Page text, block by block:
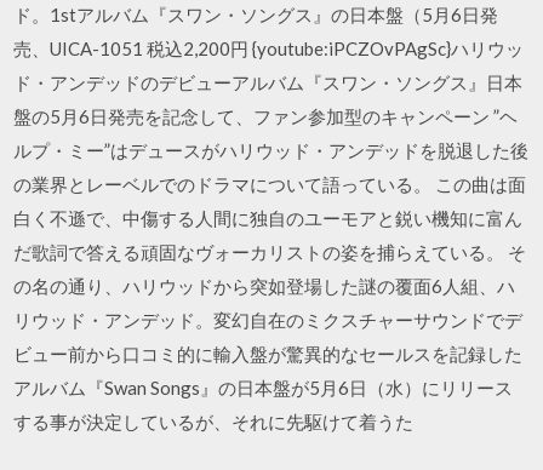
ド。1stアルバム『スワン・ソングス』の日本盤（5月6日発
売、UICA-1051 税込2,200円 {youtube:iPCZOvPAgSc}ハリウッ
ド・アンデッドのデビューアルバム『スワン・ソングス』日本
盤の5月6日発売を記念して、ファン参加型のキャンペーン ”ヘ
ルプ・ミー”はデュースがハリウッド・アンデッドを脱退した後
の業界とレーベルでのドラマについて語っている。 この曲は面
白く不遜で、中傷する人間に独自のユーモアと鋭い機知に富ん
だ歌詞で答える頑固なヴォーカリストの姿を捕らえている。 そ
の名の通り、ハリウッドから突如登場した謎の覆面6人組、ハ
リウッド・アンデッド。変幻自在のミクスチャーサウンドでデ
ビュー前から口コミ的に輸入盤が驚異的なセールスを記録した
アルバム『Swan Songs』の日本盤が5月6日（水）にリリース
する事が決定しているが、それに先駆けて着うた